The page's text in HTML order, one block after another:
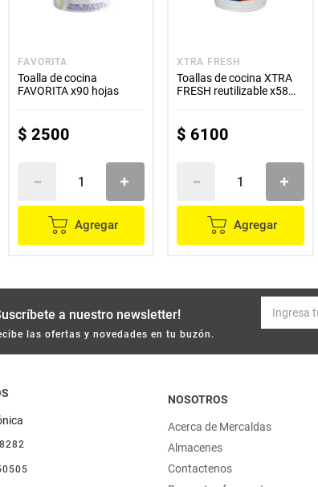
FAVORITA
Toalla de cocina
FAVORITA x90 hojas
$ 2500
Agregar
XTRA FRESH
Toallas de cocina XTRA
FRESH reutilizable x58
$ 6100
Agregar
a nuestro newsletter!
las ofertas y novedades en tu buzón.
NOSOTROS
Acerca de Mercaldas
Almacenes
Contactenos